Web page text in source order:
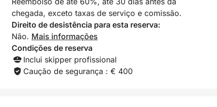
chegada, exceto taxas de serviço e comissão.
Direito de desistência para esta reserva:
Não. Mais informações
Condições de reserva
Inclui skipper profissional
Caução de segurança : € 400